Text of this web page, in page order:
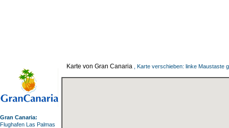
Gran Canaria:
Flughafen Las Palmas
Karte von Gran Canaria , Karte verschieben: linke Maustaste